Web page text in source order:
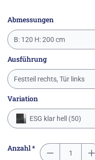
Abmessungen
B: 120 H: 200 cm
Ausführung
Festteil rechts, Tür links
Variation
ESG klar hell (50)
Anzahl *